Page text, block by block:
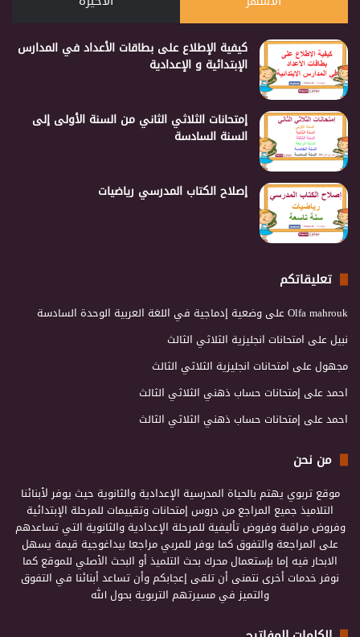
كيفية الإطلاع على بطاقات الأعداد في المدارس
الإبتدائية و الإعدادية
إمتحانات الثلاثي الثاني من السنة الأولى إلى
السنة السادسة
إصلاح الكتاب المدرسي رياضيات
تعليقاتكم
Olfa mahroukعلى وضعية إدماجية في اللغة العربية الوحدة السادسة
نبيلعلى امتحانات انجليزية الثلاثي الثالث
مجهولعلى امتحانات انجليزية الثلاثي الثالث
احمدعلى إمتحانات حساب ذهني الثلاثي الثالث
احمدعلى إمتحانات حساب ذهني الثلاثي الثالث
من نحن
موقع تربوي يهتم بالحياة المدرسية الإعدادية والثانوية حيث يوفر لأبنائنا
التلاميذ جميع المراجع من دروس إمتحانات وتقييمات للمرحلة الإبتدائية
وفروض مراقبة وفروض تأليفية للمرحلة الإعدادية والثانوية التي تساعدهم
على المراجعة والتفوق كما يوفر للمربي مراجعا بيداغوجية قيمة يسهل
الابحار فيه إما بإستعمال محرك بحث التلميذ أو البحث الأصلي للموقع كما
نوفر خدمات أخرى نتمنى أن تلقى إعجابكم وأن تساعد أبنائنا في التفوق
والتميز في مسيرتهم التربوية بحول الله